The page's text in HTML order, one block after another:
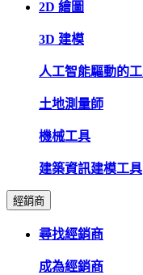
2D 繪圖
3D 建模
人工智能驅動的
土地測量師
機械工具
建築資訊建模工具
經銷商
尋找經銷商
成為經銷商